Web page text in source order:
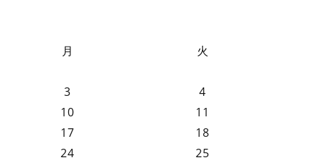
月
火
3 4
10
11
17
18
24
25